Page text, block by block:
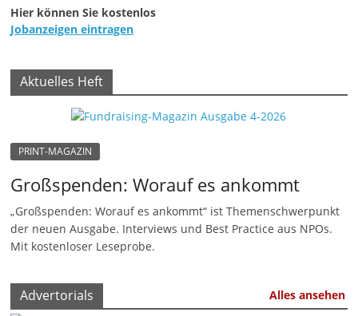
S
p
e
V
e
r
Hier können Sie kostenlos
Jobanzeigen eintragen
Aktuelles Heft
PRINT-MAGAZIN
Großspenden: Worauf es ankommt
„Großspenden: Worauf es ankommt“ ist Themenschwerpunkt
der neuen Ausgabe. Interviews und Best Practice aus NPOs.
Mit kostenloser Leseprobe.
Advertorials Alles ansehen